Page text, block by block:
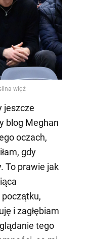
jeszcze
blog Meghan
oczach,
gdy
To prawie jak
i zagłębiam
tego